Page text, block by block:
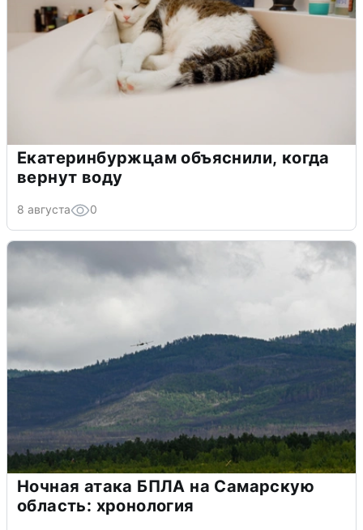
Екатеринбуржцам объяснили, когда
вернут воду
8 августа 0
Ночная атака БПЛА на Самарскую
область: хронология